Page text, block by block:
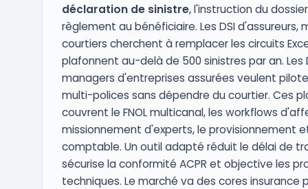
déclaration de sinistre, l'instruction du
règlement au bénéficiaire. Les DSI d'assureurs,
courtiers cherchent à remplacer les circuits
plafonnent au-delà de 500 sinistres par an. Les
managers d'entreprises assurées veulent
multi-polices sans dépendre du courtier. Ces
couvrent le FNOL multicanal, les workflows
missionnement d'experts, le provisionnement
comptable. Un outil adapté réduit le délai de
sécurise la conformité ACPR et objective les
techniques. Le marché va des cores insurance